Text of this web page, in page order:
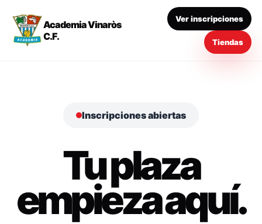
Academia Vinaròs
C.F.
Ver inscripciones
Tiendas
Inscripciones abiertas
Tu plaza
empieza aquí.